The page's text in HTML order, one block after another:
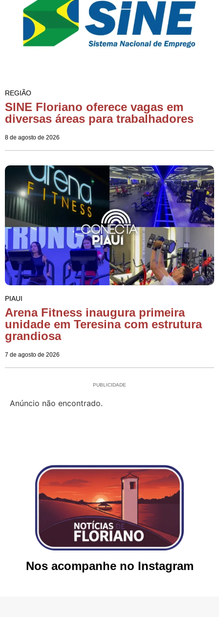
REGIÃO
SINE Floriano oferece vagas em
diversas áreas para trabalhadores
8 de agosto de 2026
PIAUI
Arena Fitness inaugura primeira
unidade em Teresina com estrutura
grandiosa
7 de agosto de 2026
PUBLICIDADE
Anúncio não encontrado.
Nos acompanhe no Instagram